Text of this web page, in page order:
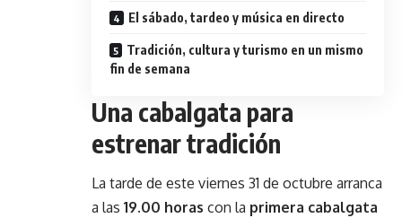
El sábado, tardeo y música en directo
Tradición, cultura y turismo en un mismo
fin de semana
Una cabalgata para
estrenar tradición
La tarde de este viernes 31 de octubre arranca
a las 19.00 horas con la primera cabalgata